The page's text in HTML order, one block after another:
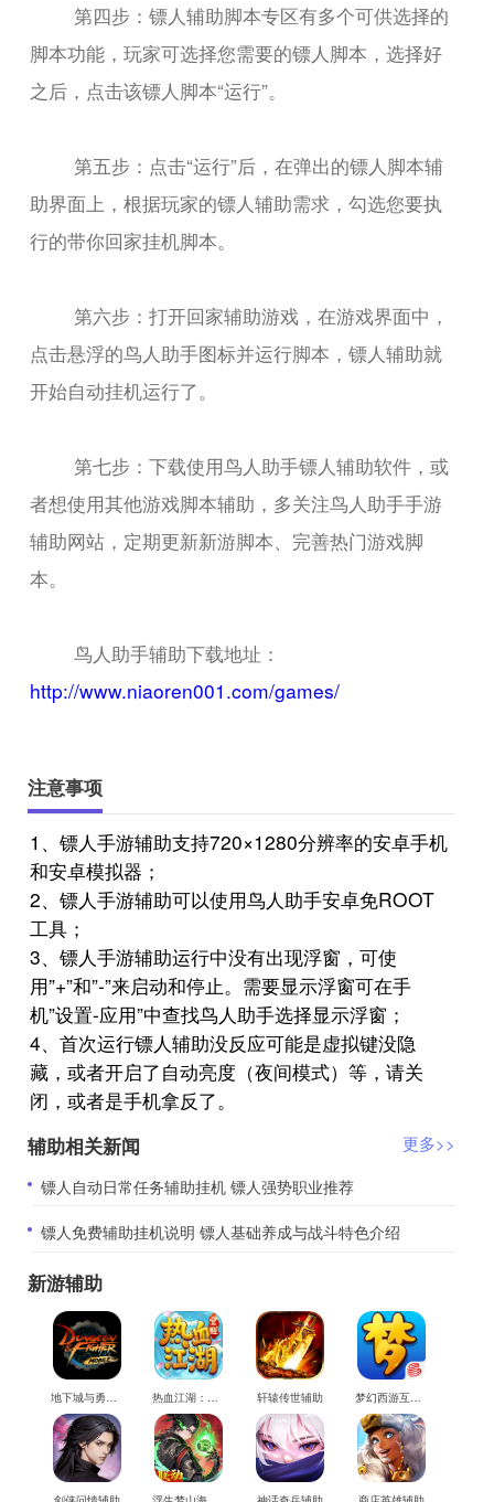
第四步：镖人辅助脚本专区有多个可供选择的
脚本功能，玩家可选择您需要的镖人脚本，选择好
之后，点击该镖人脚本“运行”。
第五步：点击“运行”后，在弹出的镖人脚本辅
助界面上，根据玩家的镖人辅助需求，勾选您要执
行的带你回家挂机脚本。
第六步：打开回家辅助游戏，在游戏界面中，
点击悬浮的鸟人助手图标并运行脚本，镖人辅助就
开始自动挂机运行了。
第七步：下载使用鸟人助手镖人辅助软件，或
者想使用其他游戏脚本辅助，多关注鸟人助手手游
辅助网站，定期更新新游脚本、完善热门游戏脚
本。
鸟人助手辅助下载地址：
http://www.niaoren001.com/games/
注意事项
1、镖人手游辅助支持720×1280分辨率的安卓手机
和安卓模拟器；
2、镖人手游辅助可以使用鸟人助手安卓免ROOT
工具；
3、镖人手游辅助运行中没有出现浮窗，可使
用”+”和”-”来启动和停止。需要显示浮窗可在手
机”设置-应用”中查找鸟人助手选择显示浮窗；
4、首次运行镖人辅助没反应可能是虚拟键没隐
藏，或者开启了自动亮度（夜间模式）等，请关
闭，或者是手机拿反了。
辅助相关新闻
更多>>
​镖人自动日常任务辅助挂机 镖人强势职业推荐
​镖人免费辅助挂机说明 镖人基础养成与战斗特色介绍
新游辅助
地下城与勇士M辅助 热血江湖：觉醒辅助 轩辕传世辅助 梦幻西游互通版辅助